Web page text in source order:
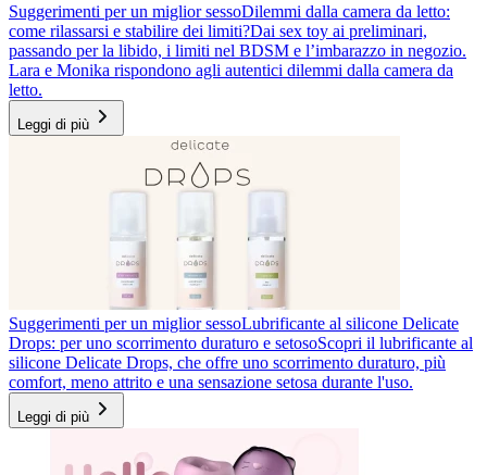
Suggerimenti per un miglior sessoDilemmi dalla camera da letto:
come rilassarsi e stabilire dei limiti?Dai sex toy ai preliminari,
passando per la libido, i limiti nel BDSM e l’imbarazzo in negozio.
Lara e Monika rispondono agli autentici dilemmi dalla camera da
letto.
Leggi di più
Suggerimenti per un miglior sessoLubrificante al silicone Delicate
Drops: per uno scorrimento duraturo e setosoScopri il lubrificante al
silicone Delicate Drops, che offre uno scorrimento duraturo, più
comfort, meno attrito e una sensazione setosa durante l'uso.
Leggi di più